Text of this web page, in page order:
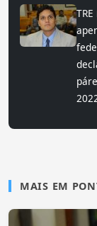
MAIS EM